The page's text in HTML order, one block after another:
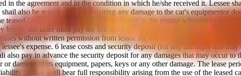
in the agreement and in the condition in which he/she received it. Lessee
also be responsible for repairing any damage to the car's equipmentor
teased car's cooling system and the oil levet in the engine whenever
lessee, the latter must pay the full costs of repair and tow it to lessor's
without written permission from lessor for this purpase. 5 Car towing
expense. 6 lease costs and security deposit (for any damages that
also pay in advance the security deposit for any damages that may occur
or damage to its equipment, papers, keys or any other damage. The lease
Lessee shall bear full responsibility arising from the use of the